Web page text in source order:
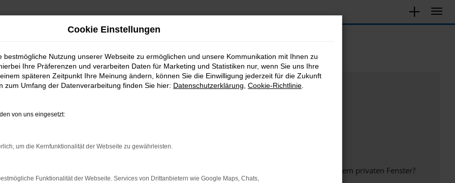
bestimmter Seiten verhindern. Funktioniert die Seite in einem anderen Browser oder in einem privaten Fenster?
Cookie Einstellungen
bestmögliche Nutzung unserer Webseite zu ermöglichen und unsere Kommunikation mit Ihnen zu
Ihre Präferenzen und verarbeiten Daten für Marketing und Statistiken nur, wenn Sie uns Ihre
späteren Zeitpunkt Ihre Meinung ändern, können Sie die Einwilligung jederzeit für die Zukunft
zum Umfang der Datenverarbeitung finden Sie hier: Datenschutzerklärung Cookie-Richtlinie
von uns eingesetzt:
um die Kernfunktionalität der Webseite zu gewährleisten.
Funktionalität der Webseite. Services von Drittanbietern wie Google Maps, Chats,